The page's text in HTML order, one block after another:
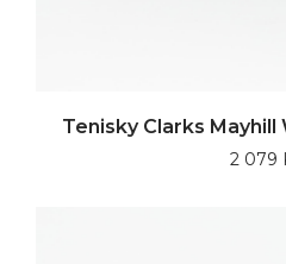
Tenisky Clarks
2 079